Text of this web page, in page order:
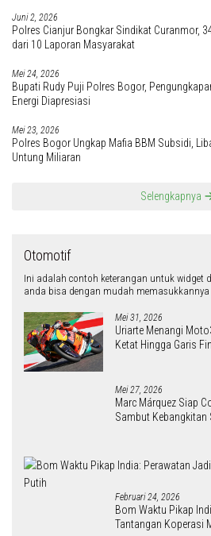
Juli 7, 2026
BAANAR Kabupaten Bogor Dukung Bupati
dan Narkoba
Juli 3, 2026
Bupati Rudy Susmanto Ajak Warga Bogor
Juni 3, 2026
Tawuran Pelajar di Cugenang Lukai Satu
Warga, Polisi Selidiki Pelaku
Mei 24, 2026
Bupati Rudy Puji Polres Bogor,